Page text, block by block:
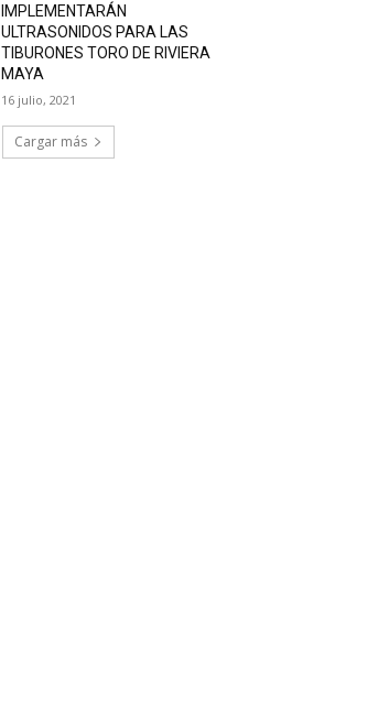
IMPLEMENTARÁN
ULTRASONIDOS PARA LAS
TIBURONES TORO DE RIVIERA
MAYA
16 julio, 2021
Cargar más